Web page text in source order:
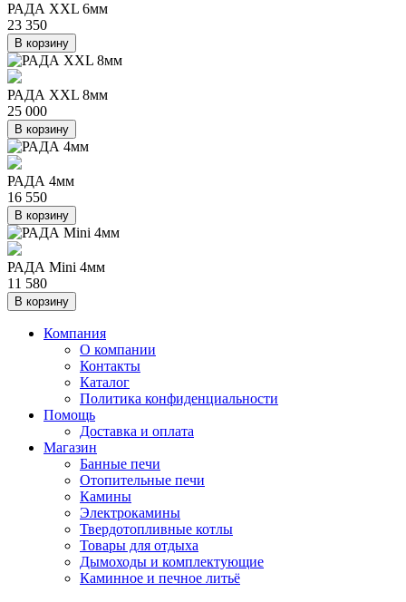
РАДА XXL 6мм
23 350
В корзину
РАДА XXL 8мм
25 000
В корзину
РАДА 4мм
16 550
В корзину
РАДА Mini 4мм
11 580
В корзину
Компания
О компании
Контакты
Каталог
Политика конфиденциальности
Помощь
Доставка и оплата
Магазин
Банные печи
Отопительные печи
Камины
Электрокамины
Твердотопливные котлы
Товары для отдыха
Дымоходы и комплектующие
Каминное и печное литьё